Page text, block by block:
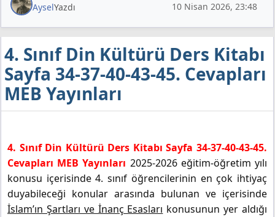
AyselYazdı 10 Nisan 2026, 23:48
4. Sınıf Din Kültürü Ders Kitabı
Sayfa 34-37-40-43-45. Cevapları
MEB Yayınları
4. Sınıf Din Kültürü Ders Kitabı Sayfa 34-37-40-43-45.
Cevapları MEB Yayınları 2025-2026 eğitim-öğretim yılı
konusu içerisinde 4. sınıf öğrencilerinin en çok ihtiyaç
duyabileceği konular arasında bulunan ve içerisinde
İslam’ın Şartları ve İnanç Esasları konusunun yer aldığı